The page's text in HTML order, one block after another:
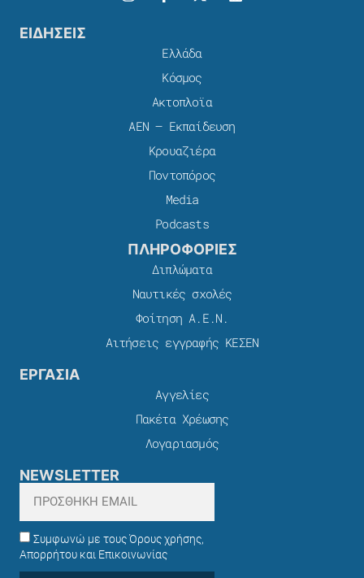
ΕΙΔΗΣΕΙΣ
Ελλάδα
Κόσμος
Ακτοπλοϊα
ΑΕΝ – Εκπαίδευση
Κρουαζιέρα
Ποντοπόρος
Media
Podcasts
ΠΛΗΡΟΦΟΡΙΕΣ
Διπλώματα
Ναυτικές σχολές
Φοίτηση Α.Ε.Ν.
Αιτήσεις εγγραφής ΚΕΣΕΝ
ΕΡΓΑΣΙΑ
Αγγελίες
Πακέτα Χρέωσης​
Λογαριασμός
NEWSLETTER
Συμφωνώ με τους Όρους χρήσης,
Απορρήτου και Επικοινωνίας